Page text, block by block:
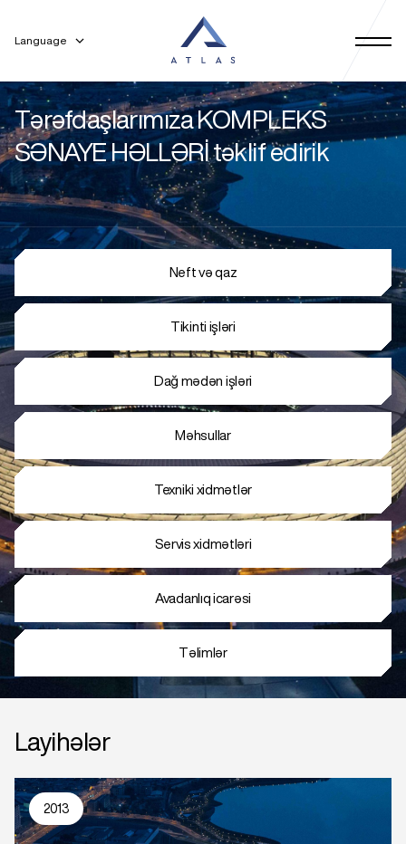
Language
Tərəfdaşlarımıza KOMPLEKS
SƏNAYE HƏLLƏRİ təklif edirik
Neft və qaz
Tikinti işləri
Dağ mədən işləri
Məhsullar
Texniki xidmətlər
Servis xidmətləri
Avadanlıq icarəsi
Təlimlər
Layihələr
2013